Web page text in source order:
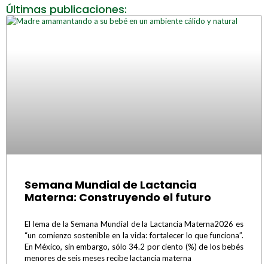
Últimas publicaciones:
Semana Mundial de Lactancia
Materna: Construyendo el futuro
El lema de la Semana Mundial de la Lactancia Materna2026 es
“un comienzo sostenible en la vida: fortalecer lo que funciona”.
En México, sin embargo, sólo 34.2 por ciento (%) de los bebés
menores de seis meses recibe lactancia materna